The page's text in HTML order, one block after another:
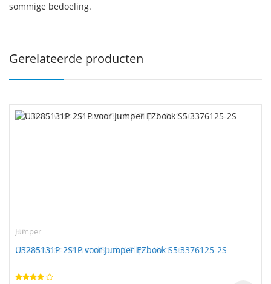
sommige bedoeling.
Gerelateerde producten
Jumper
U3285131P-2S1P voor Jumper EZbook S5 3376125-2S